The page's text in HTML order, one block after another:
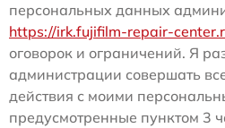
персональных данных
https://irk.fujifilm-repair-
оговорок и ограничений. Я
администрации совершать
действия с моими
предусмотренные пунктом 3